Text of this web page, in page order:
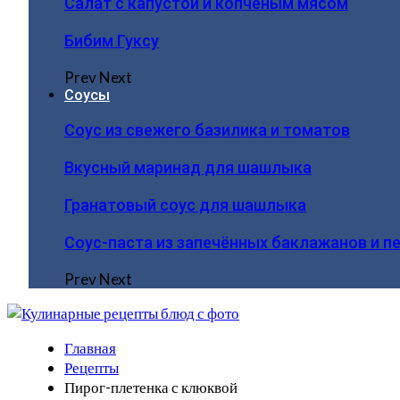
Бибим Гуксу
PrevNext
Соусы
Соус из свежего базилика и томатов
Вкусный маринад для шашлыка
Гранатовый соус для шашлыка
Соус-паста из запечённых баклажанов и
PrevNext
Главная
Рецепты
Пирог-плетенка с клюквой